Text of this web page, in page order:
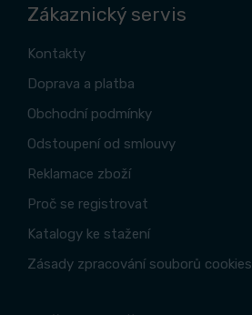
Zákaznický servis
Kontakty
Doprava a platba
Obchodní podmínky
Odstoupení od smlouvy
Reklamace zboží
Proč se registrovat
Katalogy ke stažení
Zásady zpracování souborů cookies